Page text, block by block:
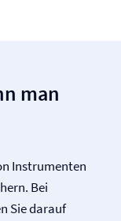
man
Instrumenten
Bei
Sie darauf